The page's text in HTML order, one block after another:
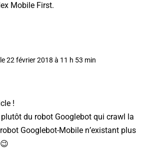
Mobile First.
le 22 février 2018 à 11 h 53 min
!
du robot Googlebot qui crawl la
Googlebot-Mobile n’existant plus